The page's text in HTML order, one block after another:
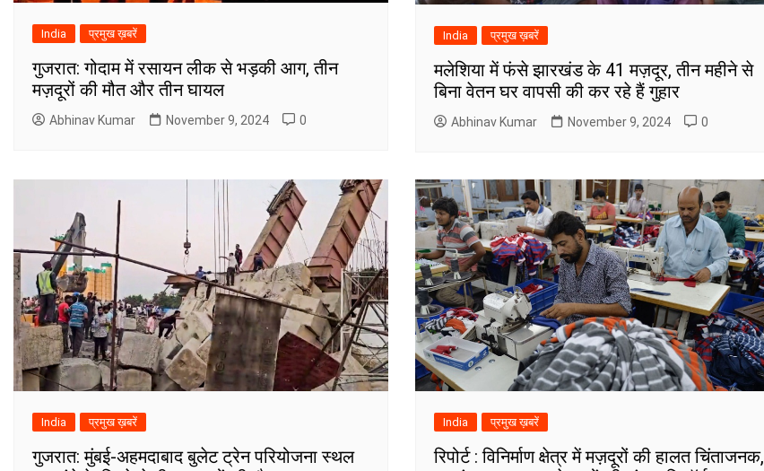
India प्रमुख ख़बरें
गुजरात: गोदाम में रसायन लीक से भड़की आग, तीन
मज़दूरों की मौत और तीन घायल
Abhinav Kumar November 9, 2024 0
India प्रमुख ख़बरें
मलेशिया में फंसे झारखंड के 41 मज़दूर, तीन महीने से
बिना वेतन घर वापसी की कर रहे हैं गुहार
Abhinav Kumar November 9, 2024 0
India प्रमुख ख़बरें
गुजरात: मुंबई-अहमदाबाद बुलेट ट्रेन परियोजना स्थल
India प्रमुख ख़बरें
रिपोर्ट : विनिर्माण क्षेत्र में मज़दूरों की हालत चिंताजनक,